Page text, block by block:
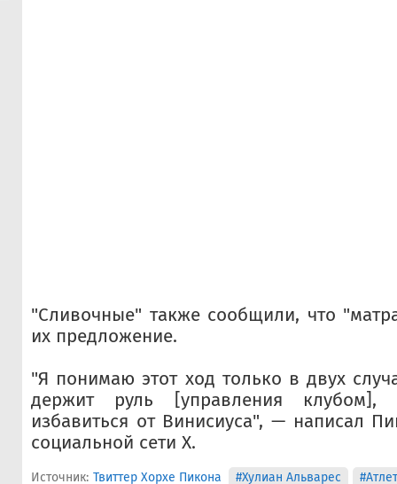
"Сливочные" также сообщили, что
их предложение.
"Я понимаю этот ход только в двух
держит руль [управления
избавиться от Винисиуса", — написал
социальной сети X.
Источник: Твиттер Хорхе Пикона #Хулиан Альварес